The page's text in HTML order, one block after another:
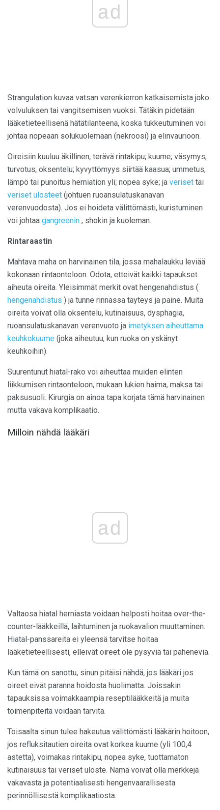
ad
Strangulation kuvaa vatsan verenkierron katkaisemista joko
volvuluksen tai vangitsemisen vuoksi. Tätäkin pidetään
lääketieteellisenä hätätilanteena, koska tukkeutuminen voi
johtaa nopeaan solukuolemaan (nekroosi) ja elinvaurioon.
Oireisiin kuuluu äkillinen, terävä rintakipu; kuume; väsymys;
turvotus; oksentelu; kyvyttömyys siirtää kaasua; ummetus;
lämpö tai punoitus herniation yli; nopea syke; ja veriset tai
veriset ulosteet (johtuen ruoansulatuskanavan
verenvuodosta). Jos ei hoideta välittömästi, kuristuminen
voi johtaa gangreenin , shokin ja kuoleman.
Rintaraastin
Mahtava maha on harvinainen tila, jossa mahalaukku leviää
kokonaan rintaonteloon. Odota, etteivät kaikki tapaukset
aiheuta oireita. Yleisimmät merkit ovat hengenahdistus (
hengenahdistus ) ja tunne rinnassa täyteys ja paine. Muita
oireita voivat olla oksentelu, kutinaisuus, dysphagia,
ruoansulatuskanavan verenvuoto ja imetyksen aiheuttama
keuhkokuume (joka aiheutuu, kun ruoka on yskänyt
keuhkoihin).
Suurentunut hiatal-rako voi aiheuttaa muiden elinten
liikkumisen rintaonteloon, mukaan lukien haima, maksa tai
paksusuoli. Kirurgia on ainoa tapa korjata tämä harvinainen
mutta vakava komplikaatio.
Milloin nähdä lääkäri
ad
Valtaosa hiatal herniasta voidaan helposti hoitaa over-the-
counter-lääkkeillä, laihtuminen ja ruokavalion muuttaminen.
Hiatal-panssareita ei yleensä tarvitse hoitaa
lääketieteellisesti, elleivät oireet ole pysyviä tai pahenevia.
Kun tämä on sanottu, sinun pitäisi nähdä, jos lääkäri jos
oireet eivät paranna hoidosta huolimatta. Joissakin
tapauksissa voimakkaampia reseptilääkkeitä ja muita
toimenpiteitä voidaan tarvita.
Toisaalta sinun tulee hakeutua välittömästi lääkärin hoitoon,
jos refluksitautien oireita ovat korkea kuume (yli 100,4
astetta), voimakas rintakipu, nopea syke, tuottamaton
kutinaisuus tai veriset uloste. Nämä voivat olla merkkejä
vakavasta ja potentiaalisesti hengenvaarallisesta
perinnöllisestä komplikaatiosta.